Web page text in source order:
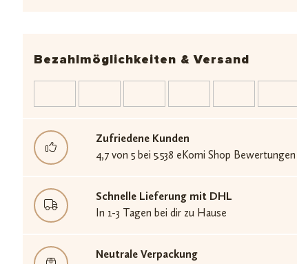
Bezahlmöglichkeiten & Versand
Zufriedene Kunden
4,7 von 5 bei 5.538 eKomi Shop Bewertungen
Schnelle Lieferung mit DHL
In 1-3 Tagen bei dir zu Hause
Neutrale Verpackung